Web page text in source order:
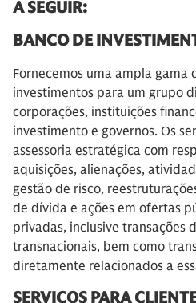
A SEGUIR:
BANCO DE
Fornecemos uma ampla gama
investimentos para um grupo
corporações, instituições
investimento e governos. Os
assessoria estratégica com
aquisições, alienações,
gestão de risco,
de dívida e ações em ofertas
privadas, inclusive transações
transnacionais, bem como
diretamente relacionados a
SERVIÇOS PARA